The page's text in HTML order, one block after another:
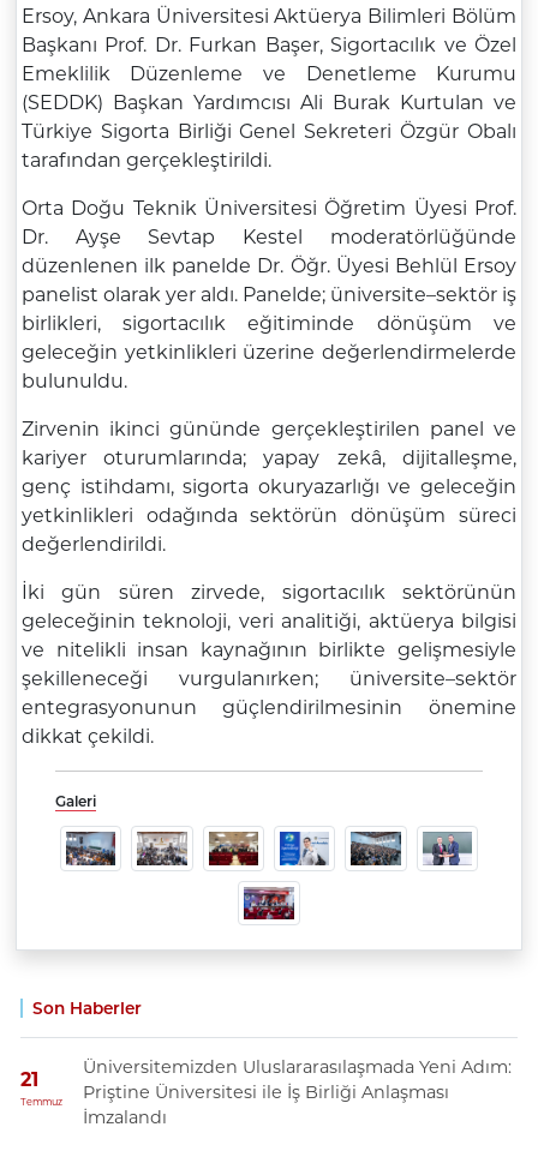
Son Haberler
21
Temmuz
Üniversitemizden Uluslararasılaşmada Yeni Adım:
Priştine Üniversitesi ile İş Birliği Anlaşması
İmzalandı
Ersoy, Ankara Üniversitesi Aktüerya Bilimleri Bölüm
Başkanı Prof. Dr. Furkan Başer, Sigortacılık ve Özel
Emeklilik Düzenleme ve Denetleme Kurumu
(SEDDK) Başkan Yardımcısı Ali Burak Kurtulan ve
Türkiye Sigorta Birliği Genel Sekreteri Özgür Obalı
tarafından gerçekleştirildi.
Orta Doğu Teknik Üniversitesi Öğretim Üyesi Prof.
Dr. Ayşe Sevtap Kestel moderatörlüğünde
düzenlenen ilk panelde Dr. Öğr. Üyesi Behlül Ersoy
panelist olarak yer aldı. Panelde; üniversite–sektör iş
birlikleri, sigortacılık eğitiminde dönüşüm ve
geleceğin yetkinlikleri üzerine değerlendirmelerde
bulunuldu.
Zirvenin ikinci gününde gerçekleştirilen panel ve
kariyer oturumlarında; yapay zekâ, dijitalleşme,
genç istihdamı, sigorta okuryazarlığı ve geleceğin
yetkinlikleri odağında sektörün dönüşüm süreci
değerlendirildi.
İki gün süren zirvede, sigortacılık sektörünün
geleceğinin teknoloji, veri analitiği, aktüerya bilgisi
ve nitelikli insan kaynağının birlikte gelişmesiyle
şekilleneceği vurgulanırken; üniversite–sektör
entegrasyonunun güçlendirilmesinin önemine
dikkat çekildi.
Galeri